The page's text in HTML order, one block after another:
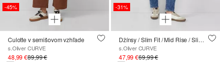
-45%
Culotte v semišovom vzhľade
s.Oliver CURVE
48,99 €89,99 €
-31%
Džínsy / Slim Fit / Mid Rise / Slim Leg
s.Oliver CURVE
47,99 €69,99 €